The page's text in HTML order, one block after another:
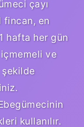
çayı
fincan, en
hafta her gün
ve
şekilde
kullanılır.